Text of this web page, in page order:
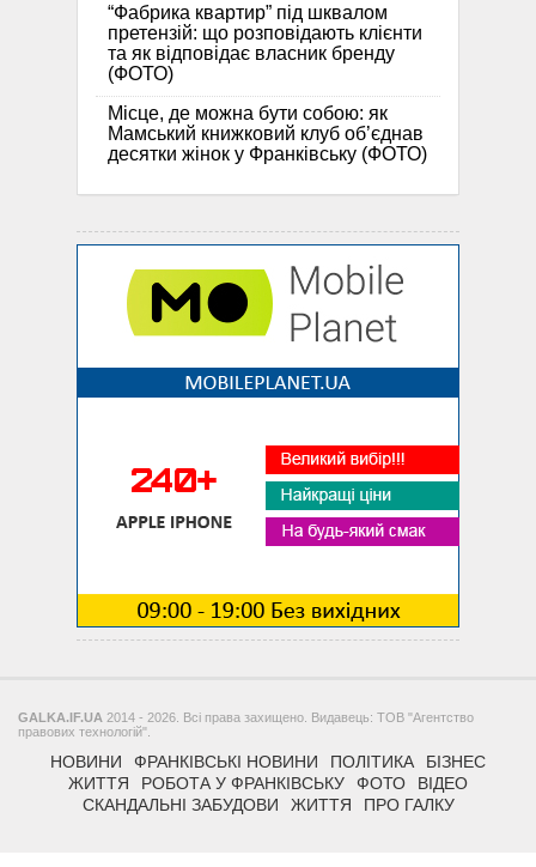
“Фабрика квартир” під шквалом
претензій: що розповідають клієнти
та як відповідає власник бренду
(ФОТО)
Місце, де можна бути собою: як
Мамський книжковий клуб об’єднав
десятки жінок у Франківську (ФОТО)
GALKA.IF.UA 2014 - 2026. Всі права захищено. Видавець: ТОВ "Агентство
правових технологій".
НОВИНИ ФРАНКІВСЬКІ НОВИНИ ПОЛІТИКА
БІЗНЕС
ЖИТТЯ
РОБОТА У ФРАНКІВСЬКУ ФОТО
ВІДЕО
СКАНДАЛЬНІ ЗАБУДОВИ
ЖИТТЯ ПРО ГАЛКУ